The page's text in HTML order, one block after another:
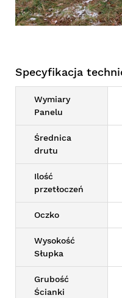
Specyfikacja
Wymiary
Panelu
Średnica
drutu
Ilość
przetłoczeń
Oczko
Wysokość
Słupka
Grubość
Ścianki